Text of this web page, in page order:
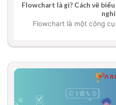
Flowchart là gì? Cách vẽ
Flowchart là một công